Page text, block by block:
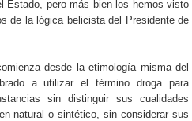
Estado, pero más bien los hemos visto
de la lógica belicista del Presidente de
desde la etimología misma del
a utilizar el término droga para
sin distinguir sus cualidades
natural o sintético, sin considerar sus